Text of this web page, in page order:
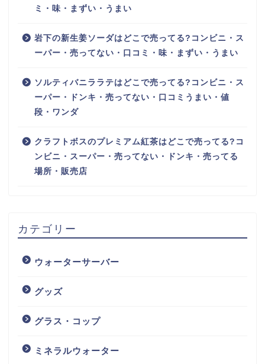
ミ・味・まずい・うまい
岩下の新生姜ソーダはどこで売ってる?コンビニ・ス
ーパー・売ってない・口コミ・味・まずい・うまい
ソルティバニララテはどこで売ってる?コンビニ・ス
ーパー・ドンキ・売ってない・口コミうまい・値
段・ワンダ
クラフトボスのプレミアム紅茶はどこで売ってる?コ
ンビニ・スーパー・売ってない・ドンキ・売ってる
場所・販売店
カテゴリー
ウォーターサーバー
グッズ
グラス・コップ
ミネラルウォーター